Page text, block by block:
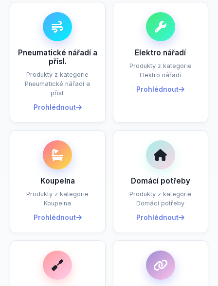
Pneumatické nářadí a
přísl.
Produkty z kategorie
Pneumatické nářadí a
přísl.
Prohlédnout
Elektro nářadí
Produkty z kategorie
Elektro nářadí
Prohlédnout
Koupelna
Produkty z kategorie
Koupelna
Prohlédnout
Domácí potřeby
Produkty z kategorie
Domácí potřeby
Prohlédnout